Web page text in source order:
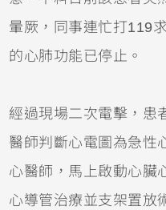
暈厥，同事連忙打119
的心肺功能已停止。
經過現場二次電擊，患
醫師判斷心電圖為急性
心醫師，馬上啟動心臟
心導管治療並支架置放